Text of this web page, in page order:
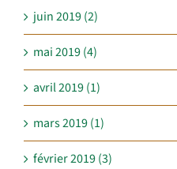
juin 2019 (2)
mai 2019 (4)
avril 2019 (1)
mars 2019 (1)
février 2019 (3)